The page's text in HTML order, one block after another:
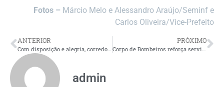
Fotos – Márcio Melo e Alessandro Araújo/Seminf e
Carlos Oliveira/Vice-Prefeito
ANTERIOR PRÓXIMO
admin